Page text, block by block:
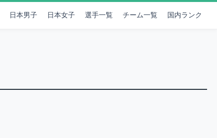
日本男子 日本女子 選手一覧 チーム一覧 国内ランク